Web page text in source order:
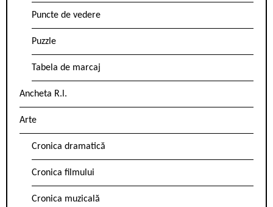
Puncte de vedere
Puzzle
Tabela de marcaj
Ancheta R.l.
Arte
Cronica dramatică
Cronica filmului
Cronica muzicală